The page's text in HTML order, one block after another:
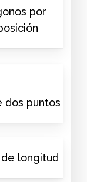
por
dos puntos
longitud